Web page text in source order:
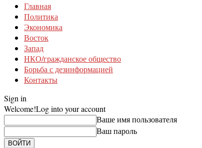
Главная
Политика
Экономика
Восток
Запад
НКО/гражданское общество
Борьба с дезинформацией
Контакты
Sign in
Welcome!Log into your account
Ваше имя пользователя
Ваш пароль